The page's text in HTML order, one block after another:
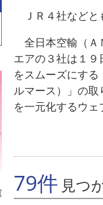
ＪＲ４社などと
全日本空輸（Ａ
エアの３社は１
をスムーズにす
ルマース）」の
を一元化するウ
79件 見つ